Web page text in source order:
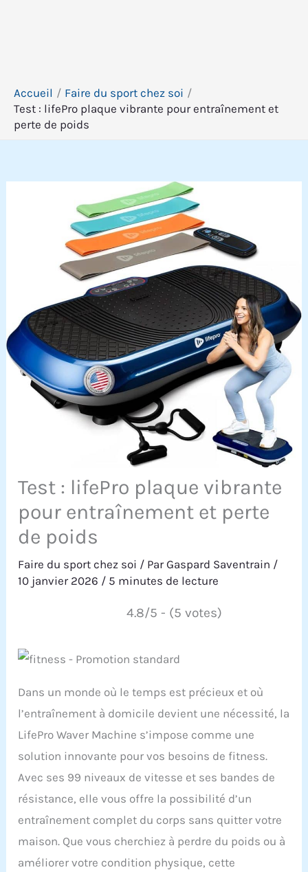
Accueil
Faire du sport chez soi
Test : lifePro plaque vibrante pour entraînement et
perte de poids
Test : lifePro plaque vibrante
pour entraînement et perte
de poids
Faire du sport chez soi / ParGaspard Saventrain /
10 janvier 2026 / 5 minutes de lecture
4.8/5 - (5 votes)
Dans un monde où le temps est précieux et où
l’entraînement à domicile devient une nécessité, la
LifePro Waver Machine s’impose comme une
solution innovante pour vos besoins de fitness.
Avec ses 99 niveaux de vitesse et ses bandes de
résistance, elle vous offre la possibilité d’un
entraînement complet du corps sans quitter votre
maison. Que vous cherchiez à perdre du poids ou à
améliorer votre condition physique, cette